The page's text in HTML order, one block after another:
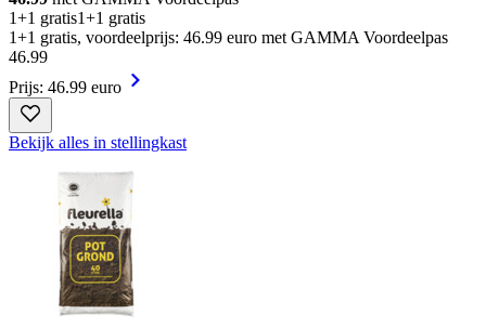
1+1 gratis1+1 gratis
1+1 gratis, voordeelprijs: 46.99 euro met GAMMA Voordeelpas
46.99
Prijs: 46.99 euro
Bekijk alles in stellingkast